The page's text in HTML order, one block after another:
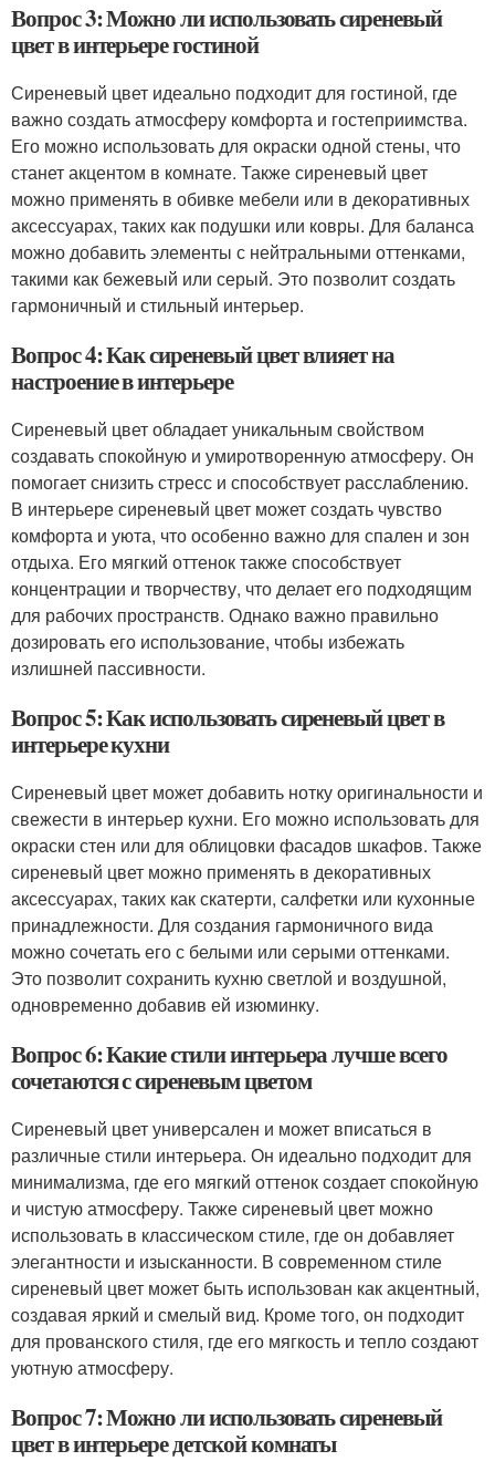
Вопрос 3: Можно ли использовать сиреневый
цвет в интерьере гостиной
Сиреневый цвет идеально подходит для гостиной, где
важно создать атмосферу комфорта и гостеприимства.
Его можно использовать для окраски одной стены, что
станет акцентом в комнате. Также сиреневый цвет
можно применять в обивке мебели или в декоративных
аксессуарах, таких как подушки или ковры. Для баланса
можно добавить элементы с нейтральными оттенками,
такими как бежевый или серый. Это позволит создать
гармоничный и стильный интерьер.
Вопрос 4: Как сиреневый цвет влияет на
настроение в интерьере
Сиреневый цвет обладает уникальным свойством
создавать спокойную и умиротворенную атмосферу. Он
помогает снизить стресс и способствует расслаблению.
В интерьере сиреневый цвет может создать чувство
комфорта и уюта, что особенно важно для спален и зон
отдыха. Его мягкий оттенок также способствует
концентрации и творчеству, что делает его подходящим
для рабочих пространств. Однако важно правильно
дозировать его использование, чтобы избежать
излишней пассивности.
Вопрос 5: Как использовать сиреневый цвет в
интерьере кухни
Сиреневый цвет может добавить нотку оригинальности и
свежести в интерьер кухни. Его можно использовать для
окраски стен или для облицовки фасадов шкафов. Также
сиреневый цвет можно применять в декоративных
аксессуарах, таких как скатерти, салфетки или кухонные
принадлежности. Для создания гармоничного вида
можно сочетать его с белыми или серыми оттенками.
Это позволит сохранить кухню светлой и воздушной,
одновременно добавив ей изюминку.
Вопрос 6: Какие стили интерьера лучше всего
сочетаются с сиреневым цветом
Сиреневый цвет универсален и может вписаться в
различные стили интерьера. Он идеально подходит для
минимализма, где его мягкий оттенок создает спокойную
и чистую атмосферу. Также сиреневый цвет можно
использовать в классическом стиле, где он добавляет
элегантности и изысканности. В современном стиле
сиреневый цвет может быть использован как акцентный,
создавая яркий и смелый вид. Кроме того, он подходит
для прованского стиля, где его мягкость и тепло создают
уютную атмосферу.
Вопрос 7: Можно ли использовать сиреневый
цвет в интерьере детской комнаты